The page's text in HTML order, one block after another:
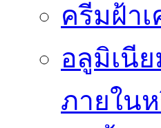
ครีมฝ้า
อลูมิเนี
ภายใน